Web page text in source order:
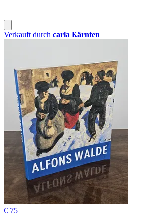
Verkauft durch carla Kärnten
€ 75